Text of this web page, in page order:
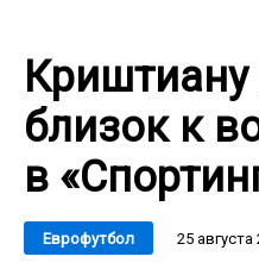
близок к
в
Еврофутбол 25 августа